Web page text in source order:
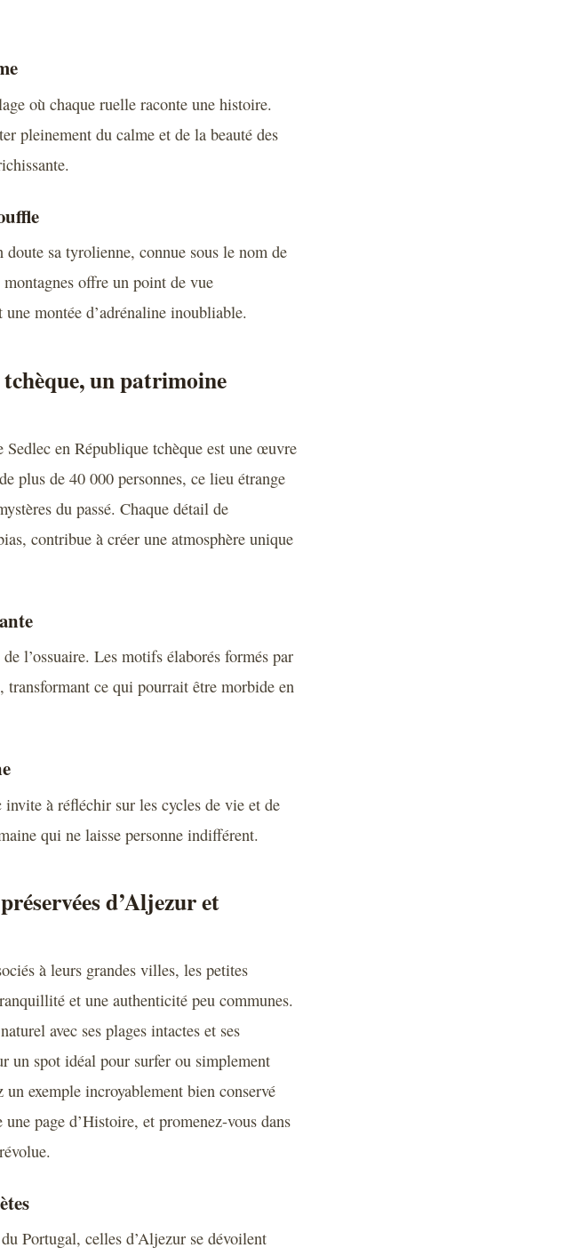
où chaque ruelle raconte une histoire.
pleinement du calme et de la beauté des
sa tyrolienne, connue sous le nom de
offre un point de vue
montée d’adrénaline inoubliable.
tchèque, un patrimoine
en République tchèque est une œuvre
plus de 40 000 personnes, ce lieu étrange
du passé. Chaque détail de
contribue à créer une atmosphère unique
l’ossuaire. Les motifs élaborés formés par
transformant ce qui pourrait être morbide en
invite à réfléchir sur les cycles de vie et de
qui ne laisse personne indifférent.
d’Aljezur et
à leurs grandes villes, les petites
et une authenticité peu communes.
avec ses plages intactes et ses
un spot idéal pour surfer ou simplement
exemple incroyablement bien conservé
page d’Histoire, et promenez-vous dans
Portugal, celles d’Aljezur se dévoilent